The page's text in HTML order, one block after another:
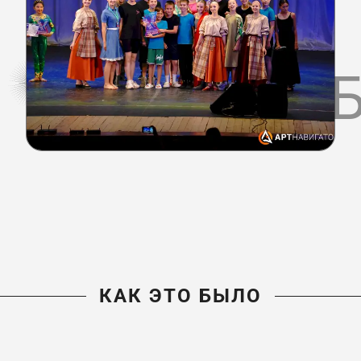
КАК ЭТО
КАК ЭТО БЫЛО